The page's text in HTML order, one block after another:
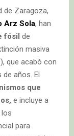
de Zaragoza,
Arz Sola, han
fósil de
masiva
que acabó con
años. El
que
e incluye a
para